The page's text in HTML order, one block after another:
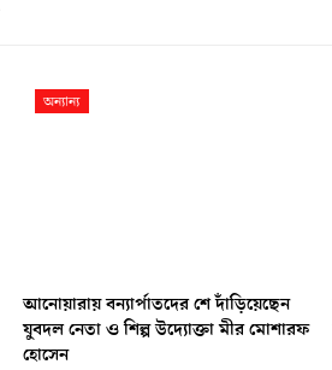
অন্যান্য
আনোয়ারায় বন্যার্পাতদের শে দাঁড়িয়েছেন
যুবদল নেতা ও শিল্প উদ্যোক্তা মীর মোশারফ
হোসেন ‎